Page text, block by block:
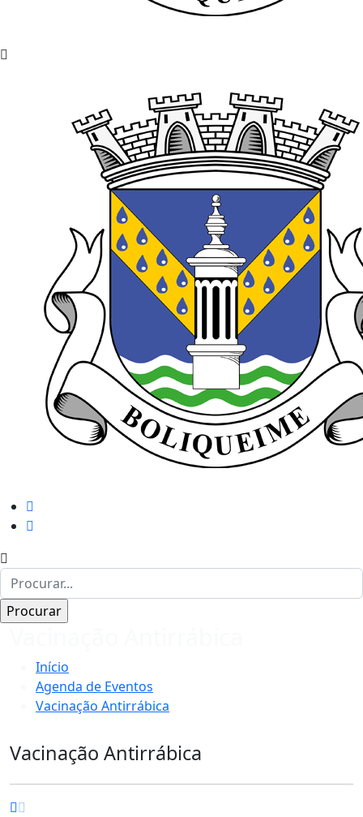
Início
Agenda de Eventos
Vacinação Antirrábica
Vacinação Antirrábica